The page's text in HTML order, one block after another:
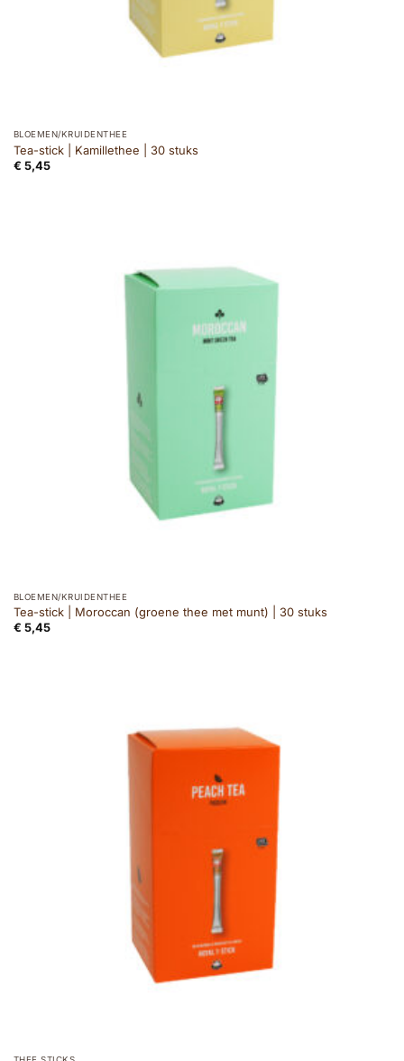
BLOEMEN/KRUIDENTHEE
Tea-stick | Kamillethee | 30 stuks
€ 5,45
BLOEMEN/KRUIDENTHEE
Tea-stick | Moroccan (groene thee met munt) | 30 stuks
€ 5,45